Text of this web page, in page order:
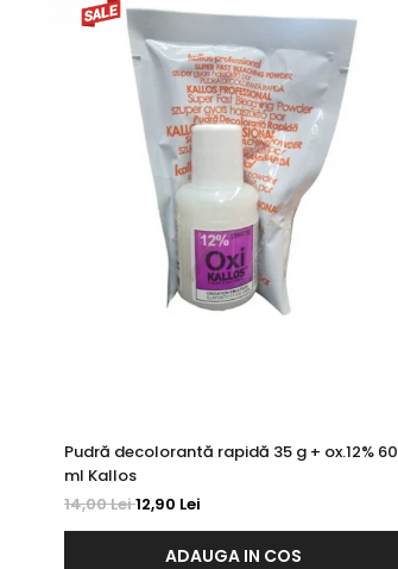
Pudră decolorantă rapidă 35 g + ox.12% 60
ml Kallos
14,00 Lei12,90 Lei
ADAUGA IN COS